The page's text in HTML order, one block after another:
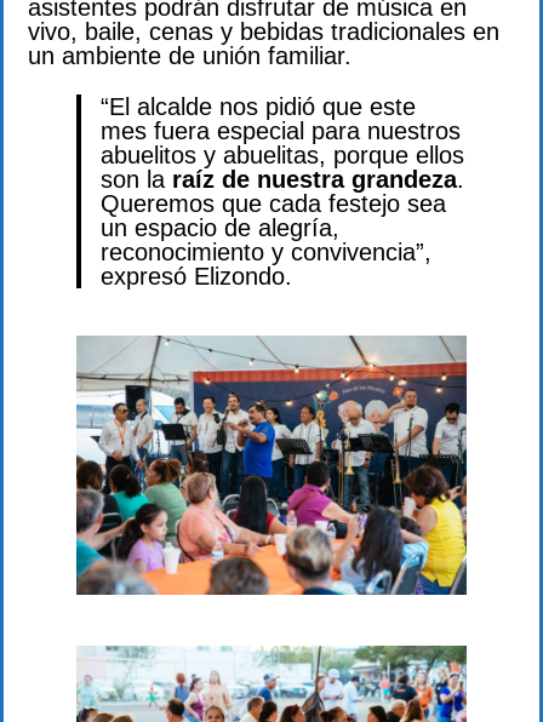
asistentes podrán disfrutar de música en
vivo, baile, cenas y bebidas tradicionales en
un ambiente de unión familiar.
“El alcalde nos pidió que este
mes fuera especial para nuestros
abuelitos y abuelitas, porque ellos
son la raíz de nuestra grandeza.
Queremos que cada festejo sea
un espacio de alegría,
reconocimiento y convivencia”,
expresó Elizondo.